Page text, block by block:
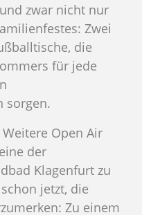
zwar nicht nur
Zwei
die
für jede
sorgen.
Open Air
der
Klagenfurt zu
jetzt, die
Zu einem